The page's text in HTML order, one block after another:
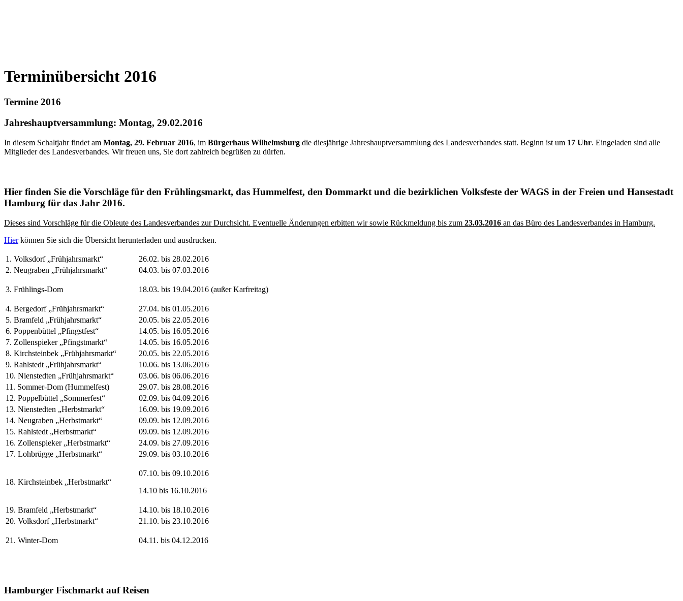
Terminübersicht 2016
Termine 2016
Jahreshauptversammlung: Montag, 29.02.2016
In diesem Schaltjahr findet am Montag, 29. Februar 2016, im Bürgerhaus Wilhelmsburg die diesjährige Jahreshauptversammlung des Landesverbandes statt. Beginn ist um 17 Uhr. Eingeladen sind alle
Mitglieder des Landesverbandes. Wir freuen uns, Sie dort zahlreich begrüßen zu dürfen.
Hier finden Sie die Vorschläge für den Frühlingsmarkt, das Hummelfest, den Dommarkt und die bezirklichen Volksfeste der WAGS in der Freien und Hansestadt
Hamburg für das Jahr 2016.
Dieses sind Vorschläge für die Obleute des Landesverbandes zur Durchsicht. Eventuelle Änderungen erbitten wir sowie Rückmeldung bis zum 23.03.2016 an das Büro des Landesverbandes in Hamburg.
Hierkönnen Sie sich die Übersicht herunterladen und ausdrucken.
1. Volksdorf „Frühjahrsmarkt“
26.02. bis 28.02.2016
2. Neugraben „Frühjahrsmarkt“
04.03. bis 07.03.2016
3. Frühlings-Dom 18.03. bis 19.04.2016 (außer Karfreitag)
4. Bergedorf „Frühjahrsmarkt“
27.04. bis 01.05.2016
5. Bramfeld „Frühjahrsmarkt“
20.05. bis 22.05.2016
6. Poppenbüttel „Pfingstfest“
14.05. bis 16.05.2016
7. Zollenspieker „Pfingstmarkt“
14.05. bis 16.05.2016
8. Kirchsteinbek „Frühjahrsmarkt“
20.05. bis 22.05.2016
9. Rahlstedt „Frühjahrsmarkt“
10.06. bis 13.06.2016
10. Nienstedten „Frühjahrsmarkt“
03.06. bis 06.06.2016
11. Sommer-Dom (Hummelfest)
29.07. bis 28.08.2016
12. Poppelbüttel „Sommerfest“
02.09. bis 04.09.2016
13. Nienstedten „Herbstmarkt“
16.09. bis 19.09.2016
14. Neugraben „Herbstmarkt“
09.09. bis 12.09.2016
15. Rahlstedt „Herbstmarkt“
09.09. bis 12.09.2016
16. Zollenspieker „Herbstmarkt“
24.09. bis 27.09.2016
17. Lohbrügge „Herbstmarkt“
29.09. bis 03.10.2016
18. Kirchsteinbek „Herbstmarkt“
07.10. bis 09.10.2016
14.10 bis 16.10.2016
19. Bramfeld „Herbstmarkt“
14.10. bis 18.10.2016
20. Volksdorf „Herbstmarkt“
21.10. bis 23.10.2016
21. Winter-Dom 04.11. bis 04.12.2016
Hamburger Fischmarkt auf Reisen